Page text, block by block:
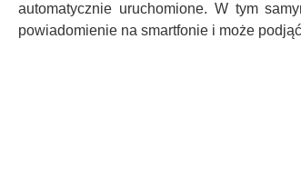
automatycznie uruchomione. W tym
powiadomienie na smartfonie i może